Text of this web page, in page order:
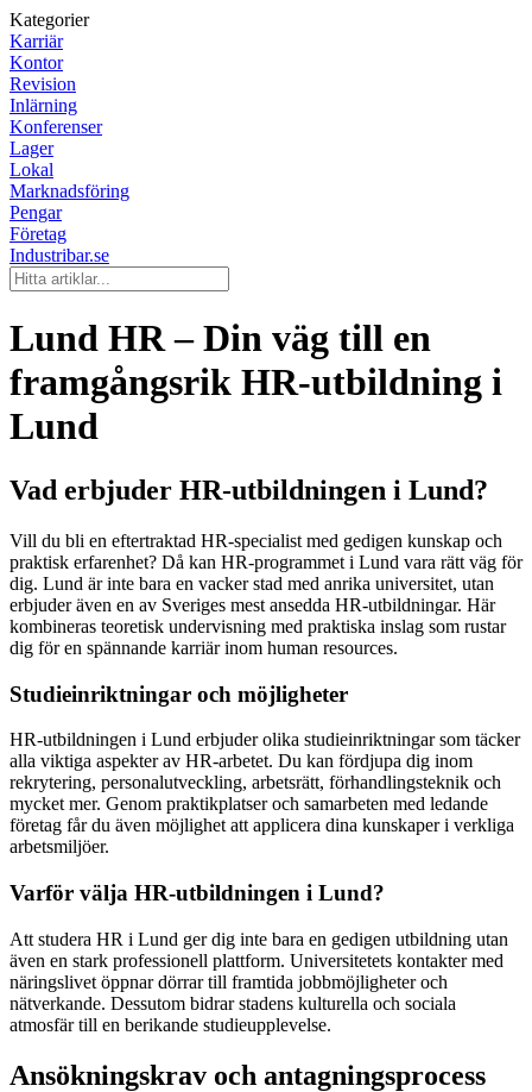
Kategorier
Karriär
Kontor
Revision
Inlärning
Konferenser
Lager
Lokal
Marknadsföring
Pengar
Företag
Industribar.se
Lund HR – Din väg till en
framgångsrik HR-utbildning i
Lund
Vad erbjuder HR-utbildningen i Lund?
Vill du bli en eftertraktad HR-specialist med gedigen kunskap och
praktisk erfarenhet? Då kan HR-programmet i Lund vara rätt väg för
dig. Lund är inte bara en vacker stad med anrika universitet, utan
erbjuder även en av Sveriges mest ansedda HR-utbildningar. Här
kombineras teoretisk undervisning med praktiska inslag som rustar
dig för en spännande karriär inom human resources.
Studieinriktningar och möjligheter
HR-utbildningen i Lund erbjuder olika studieinriktningar som täcker
alla viktiga aspekter av HR-arbetet. Du kan fördjupa dig inom
rekrytering, personalutveckling, arbetsrätt, förhandlingsteknik och
mycket mer. Genom praktikplatser och samarbeten med ledande
företag får du även möjlighet att applicera dina kunskaper i verkliga
arbetsmiljöer.
Varför välja HR-utbildningen i Lund?
Att studera HR i Lund ger dig inte bara en gedigen utbildning utan
även en stark professionell plattform. Universitetets kontakter med
näringslivet öppnar dörrar till framtida jobbmöjligheter och
nätverkande. Dessutom bidrar stadens kulturella och sociala
atmosfär till en berikande studieupplevelse.
Ansökningskrav och antagningsprocess